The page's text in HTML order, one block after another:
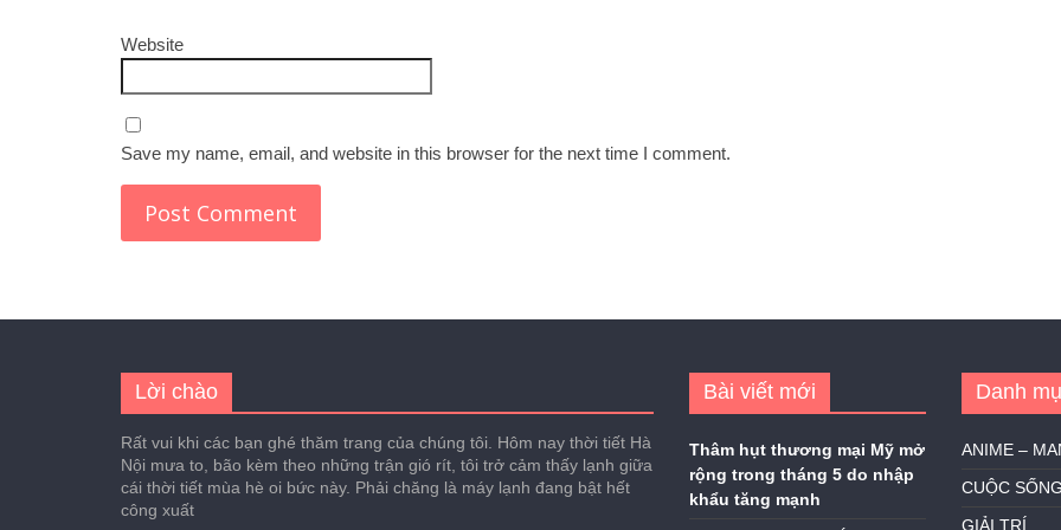
Website
Save my name, email, and website in this browser for the next time I comment.
Lời chào
Rất vui khi các bạn ghé thăm trang của chúng tôi. Hôm nay thời tiết Hà
Nội mưa to, bão kèm theo những trận gió rít, tôi trở cảm thấy lạnh giữa
cái thời tiết mùa hè oi bức này. Phải chăng là máy lạnh đang bật hết
công xuất
Bài viết mới
Thâm hụt thương mại Mỹ mở
rộng trong tháng 5 do nhập
khẩu tăng mạnh
Danh
ANIME –
CUỘC SỐNG
GIẢI TRÍ